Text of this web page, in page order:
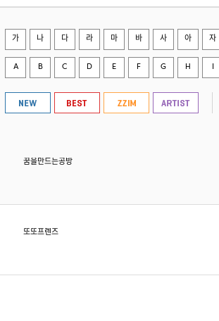
가 나 다 라 마 바 사 아 자
A B C D E F G H
꿈을만드는공방
또또프렌즈